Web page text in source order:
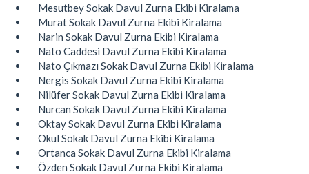
Mesutbey Sokak Davul Zurna Ekibi Kiralama
Murat Sokak Davul Zurna Ekibi Kiralama
Narin Sokak Davul Zurna Ekibi Kiralama
Nato Caddesi Davul Zurna Ekibi Kiralama
Nato Çıkmazı Sokak Davul Zurna Ekibi Kiralama
Nergis Sokak Davul Zurna Ekibi Kiralama
Nilüfer Sokak Davul Zurna Ekibi Kiralama
Nurcan Sokak Davul Zurna Ekibi Kiralama
Oktay Sokak Davul Zurna Ekibi Kiralama
Okul Sokak Davul Zurna Ekibi Kiralama
Ortanca Sokak Davul Zurna Ekibi Kiralama
Özden Sokak Davul Zurna Ekibi Kiralama